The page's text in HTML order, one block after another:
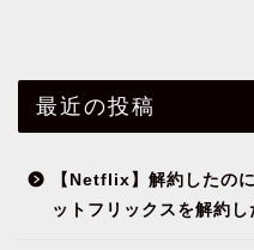
最近の投稿
【Netflix】解約したの
ットフリックスを解約し